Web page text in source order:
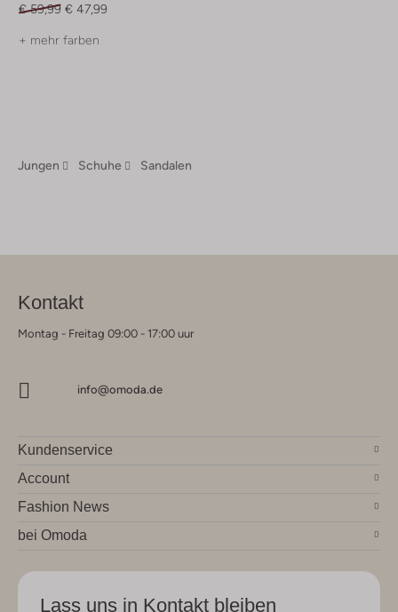
€ 59,99 € 47,99
+ mehr farben
Jungen Schuhe Sandalen
Kontakt
Montag - Freitag 09:00 - 17:00 uur
info@omoda.de
Kundenservice
Account
Fashion News
bei Omoda
Lass uns in Kontakt bleiben